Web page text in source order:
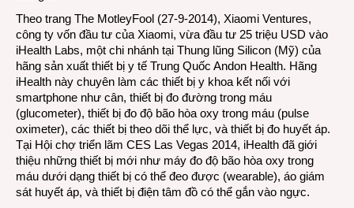
Theo trang The MotleyFool (27-9-2014), Xiaomi Ventures,
công ty vốn đầu tư của Xiaomi, vừa đầu tư 25 triệu USD vào
iHealth Labs, một chi nhánh tại Thung lũng Silicon (Mỹ) của
hãng sản xuất thiết bị y tế Trung Quốc Andon Health. Hãng
iHealth này chuyên làm các thiết bị y khoa kết nối với
smartphone như cân, thiết bị đo đường trong máu
(glucometer), thiết bị đo độ bão hòa oxy trong máu (pulse
oximeter), các thiết bị theo dõi thể lực, và thiết bị đo huyết áp.
Tại Hội chợ triển lãm CES Las Vegas 2014, iHealth đã giới
thiệu những thiết bị mới như máy đo độ bão hòa oxy trong
máu dưới dạng thiết bị có thể đeo được (wearable), áo giám
sát huyết áp, và thiết bị điện tâm đồ có thể gắn vào ngực.